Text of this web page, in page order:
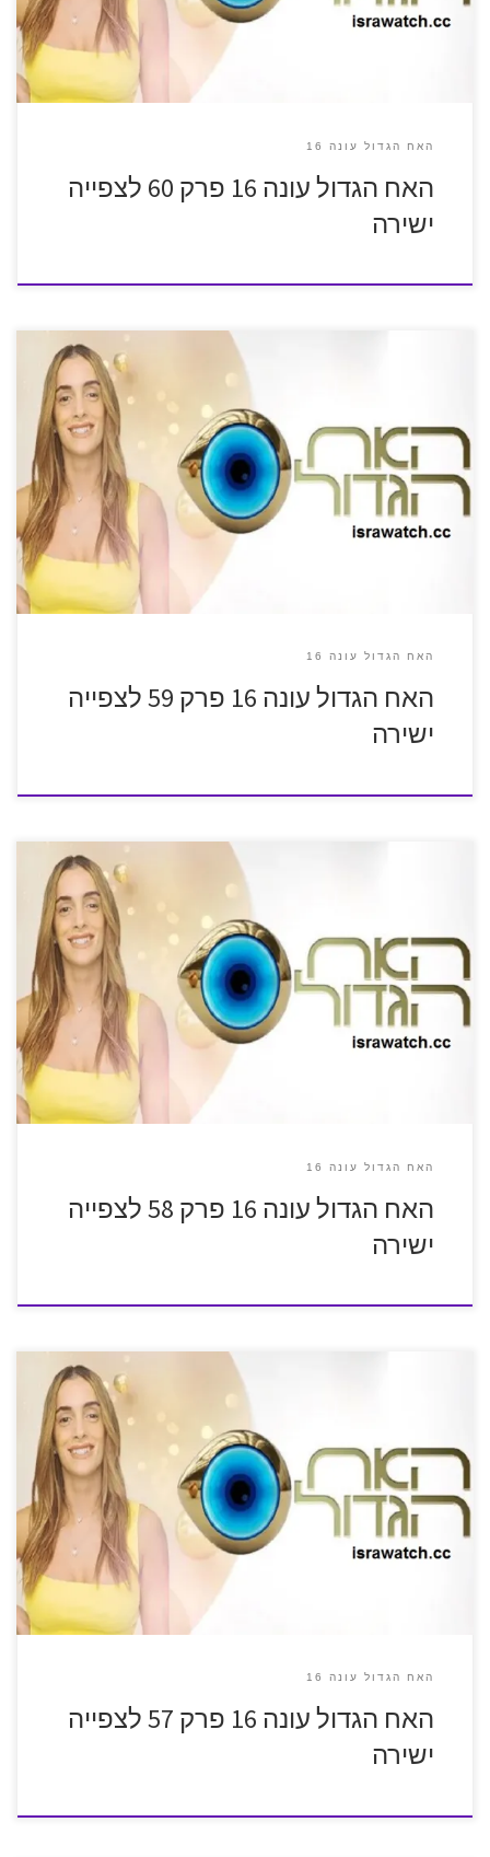
האח הגדול עונה 16
האח הגדול עונה 16 פרק 60 לצפייה
ישירה
האח הגדול עונה 16
האח הגדול עונה 16 פרק 59 לצפייה
ישירה
האח הגדול עונה 16
האח הגדול עונה 16 פרק 58 לצפייה
ישירה
האח הגדול עונה 16
האח הגדול עונה 16 פרק 57 לצפייה
ישירה